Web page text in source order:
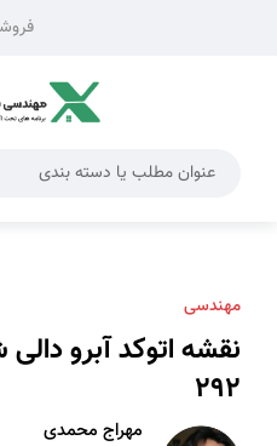
مهندسی
نقشه اتوکد آبرو
292
مهراج محمدی